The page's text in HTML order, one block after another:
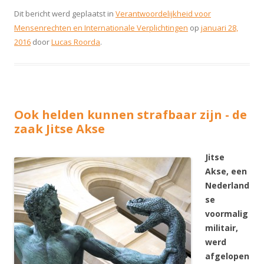
Dit bericht werd geplaatst in Verantwoordelijkheid voor
Mensenrechten en Internationale Verplichtingen op januari 28,
2016 doorLucas Roorda.
Ook helden kunnen strafbaar zijn - de
zaak Jitse Akse
Jitse
Akse, een
Nederland
se
voormalig
militair,
werd
afgelopen